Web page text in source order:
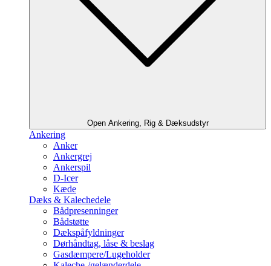
Open Ankering, Rig & Dæksudstyr
Ankering
Anker
Ankergrej
Ankerspil
D-Icer
Kæde
Dæks & Kalechedele
Bådpresenninger
Bådstøtte
Dækspåfyldninger
Dørhåndtag, låse & beslag
Gasdæmpere/Lugeholder